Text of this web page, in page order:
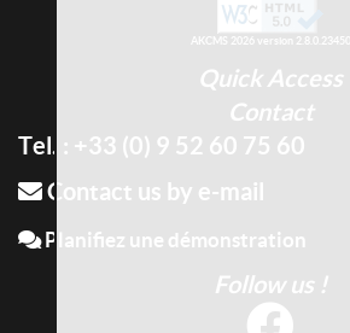
AKCMS 2026 version 2.8.0.23450
Quick Access
Contact
Tel. : +33 (0) 9 52 60 75 60
Contact us by e-mail
Planifiez une démonstration
Follow us !